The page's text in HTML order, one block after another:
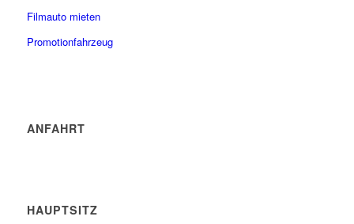
Filmauto mieten
Promotionfahrzeug
ANFAHRT
HAUPTSITZ